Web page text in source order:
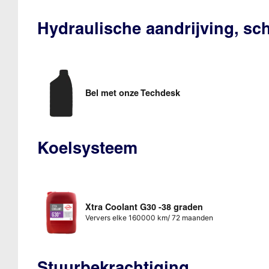
Hydraulische aandrijving,
Bel met onze Techdesk
Koelsysteem
Xtra Coolant G30 -38 graden
Ververs elke 160000 km/ 72 maanden